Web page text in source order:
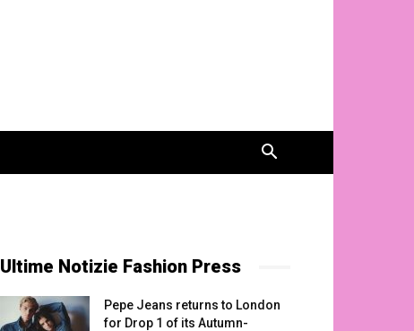
Ultime Notizie Fashion Press
Pepe Jeans returns to London
for Drop 1 of its Autumn-